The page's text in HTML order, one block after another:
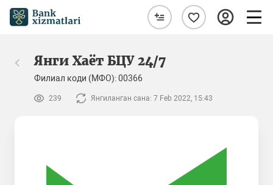
Янги Хаёт БЦУ 24/7
Филиал коди (МФО): 00366
239 Янгиланган сана: 7 Feb 2022, 15:43